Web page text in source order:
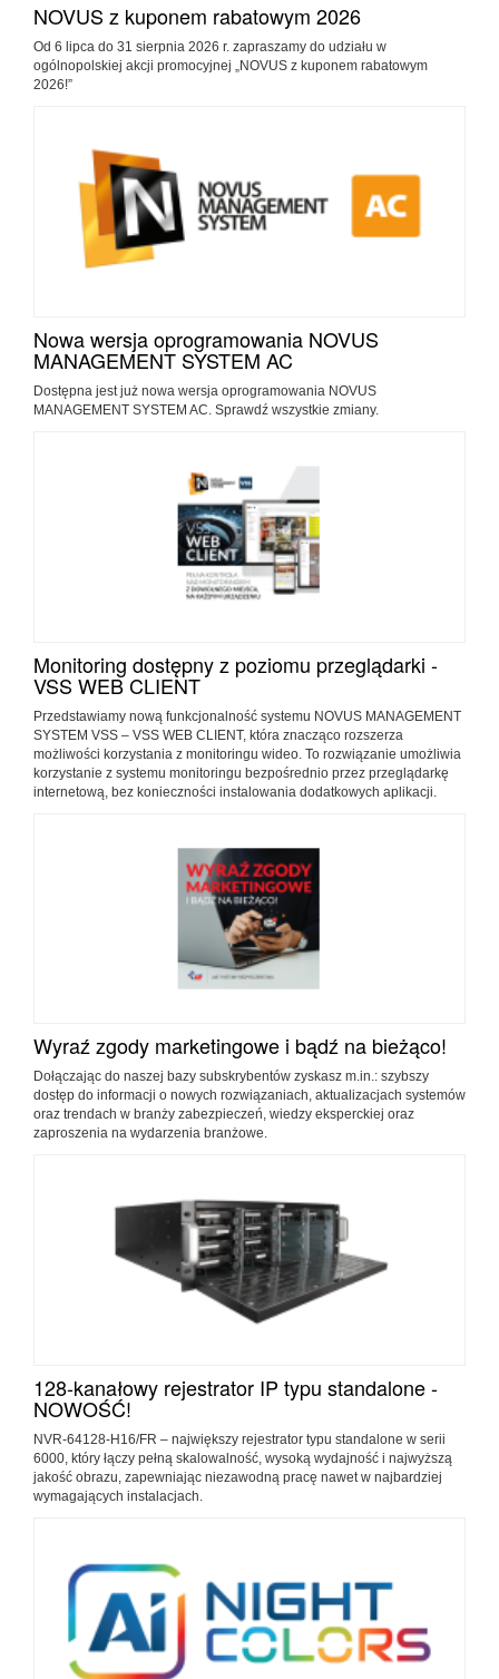
NOVUS z kuponem rabatowym 2026
Od 6 lipca do 31 sierpnia 2026 r. zapraszamy do udziału w
ogólnopolskiej akcji promocyjnej „NOVUS z kuponem rabatowym
2026!”
Nowa wersja oprogramowania NOVUS
MANAGEMENT SYSTEM AC
Dostępna jest już nowa wersja oprogramowania NOVUS
MANAGEMENT SYSTEM AC. Sprawdź wszystkie zmiany.
Monitoring dostępny z poziomu przeglądarki -
VSS WEB CLIENT
Przedstawiamy nową funkcjonalność systemu NOVUS MANAGEMENT
SYSTEM VSS – VSS WEB CLIENT, która znacząco rozszerza
możliwości korzystania z monitoringu wideo. To rozwiązanie umożliwia
korzystanie z systemu monitoringu bezpośrednio przez przeglądarkę
internetową, bez konieczności instalowania dodatkowych aplikacji.
Wyraź zgody marketingowe i bądź na bieżąco!
Dołączając do naszej bazy subskrybentów zyskasz m.in.: szybszy
dostęp do informacji o nowych rozwiązaniach, aktualizacjach systemów
oraz trendach w branży zabezpieczeń, wiedzy eksperckiej oraz
zaproszenia na wydarzenia branżowe.
128-kanałowy rejestrator IP typu standalone -
NOWOŚĆ!
NVR-64128-H16/FR – największy rejestrator typu standalone w serii
6000, który łączy pełną skalowalność, wysoką wydajność i najwyższą
jakość obrazu, zapewniając niezawodną pracę nawet w najbardziej
wymagających instalacjach.